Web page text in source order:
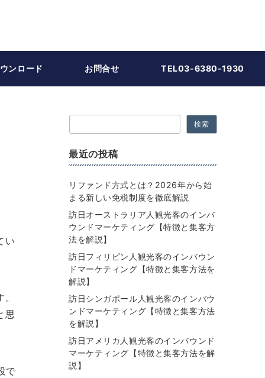
ンロード お問合せ TEL03-6380-1930
い
思
で
検索
最近の投稿
リファンド方式とは？2026年から始
まる新しい免税制度を徹底解説
訪日オーストラリア人観光客のインバ
ウンドマーケティング【特徴と集客方
法を解説】
訪日フィリピン人観光客のインバウン
ドマーケティング【特徴と集客方法を
解説】
訪日シンガポール人観光客のインバウ
ンドマーケティング【特徴と集客方法
を解説】
訪日アメリカ人観光客のインバウンド
マーケティング【特徴と集客方法を解
説】